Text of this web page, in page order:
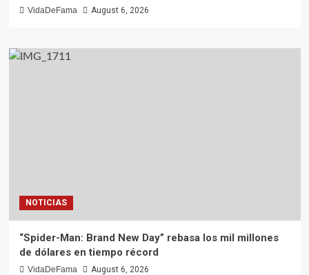
VidaDeFama August 6, 2026
NOTICIAS
“Spider-Man: Brand New Day” rebasa los mil millones
de dólares en tiempo récord
VidaDeFama August 6, 2026